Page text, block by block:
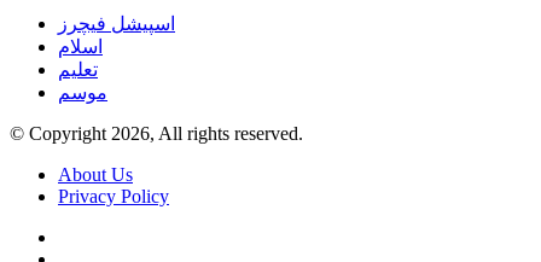
اسپیشل فیچرز
اسلام
تعلیم
موسم
© Copyright 2026, All rights reserved.
About Us
Privacy Policy